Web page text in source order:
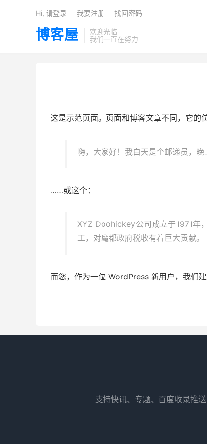
博客屋
欢迎光临
我们一直在努力
Hi, 请登录 我要注册 找回密码
这是示范页面。页面和博客文章不同，它的
嗨，大家好！我白天是个邮递员，
……或这个：
XYZ Doohickey公司成立于1971年
工，对魔都政府税收有着巨大贡献。
而您，作为一位 WordPress 新用户，我们建
支持快讯、专题、百度收录推